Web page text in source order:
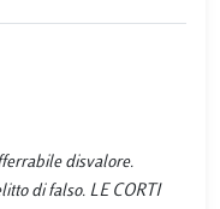
disvalore.
di falso. LE CORTI